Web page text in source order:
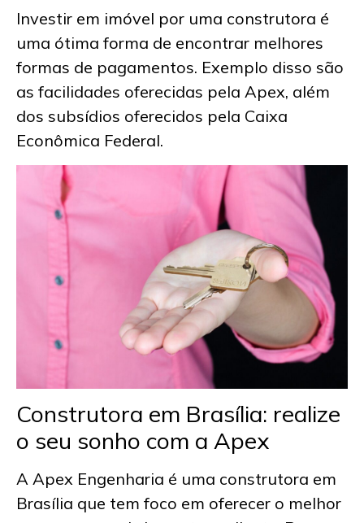
Investir em imóvel por uma construtora é
uma ótima forma de encontrar melhores
formas de pagamentos. Exemplo disso são
as facilidades oferecidas pela Apex, além
dos subsídios oferecidos pela Caixa
Econômica Federal.
Construtora em Brasília: realize
o seu sonho com a Apex
A Apex Engenharia é uma construtora em
Brasília que tem foco em oferecer o melhor